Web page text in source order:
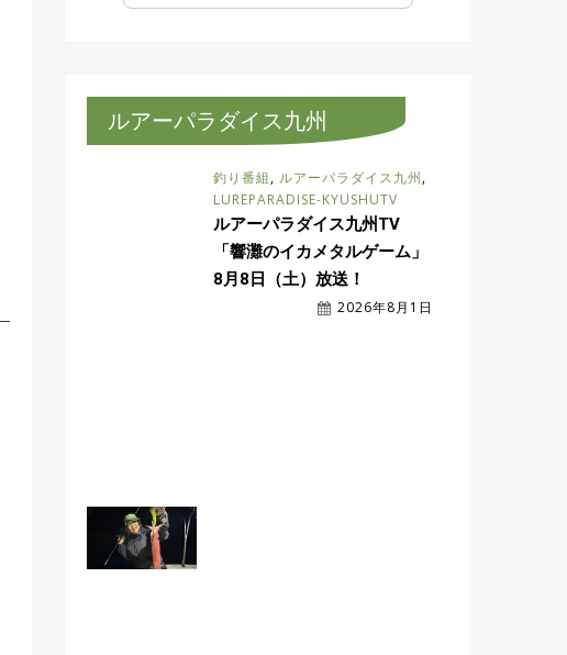
ルアーパラダイス九州
釣り番組, ルアーパラダイス九州,
LUREPARADISE-KYUSHUTV
ルアーパラダイス九州TV
「響灘のイカメタルゲーム」
8月8日（土）放送！
2026年8月1日